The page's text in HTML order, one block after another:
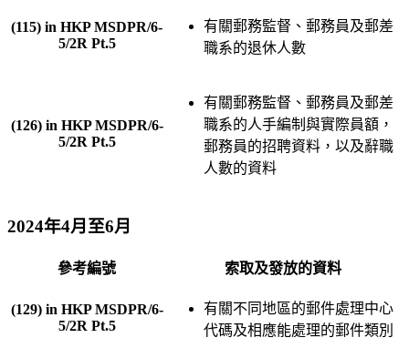
(115) in HKP MSDPR/6-
5/2R Pt.5
有關郵務監督、郵務員及郵差
職系的退休人數
(126) in HKP MSDPR/6-
5/2R Pt.5
有關郵務監督、郵務員及郵差
職系的人手編制與實際員額，
郵務員的招聘資料，以及辭職
人數的資料
2024年4月至6月
參考編號 索取及發放的資料
(129) in HKP MSDPR/6-
5/2R Pt.5
有關不同地區的郵件處理中心
代碼及相應能處理的郵件類別